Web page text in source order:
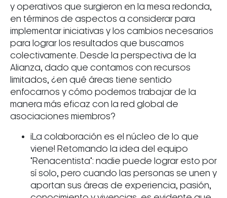
y operativos que surgieron en la mesa redonda,
en términos de aspectos a considerar para
implementar iniciativas y los cambios necesarios
para lograr los resultados que buscamos
colectivamente. Desde la perspectiva de la
Alianza, dado que contamos con recursos
limitados, ¿en qué áreas tiene sentido
enfocarnos y cómo podemos trabajar de la
manera más eficaz con la red global de
asociaciones miembros?
¡La colaboración es el núcleo de lo que
viene! Retomando la idea del equipo
"Renacentista": nadie puede lograr esto por
sí solo, pero cuando las personas se unen y
aportan sus áreas de experiencia, pasión,